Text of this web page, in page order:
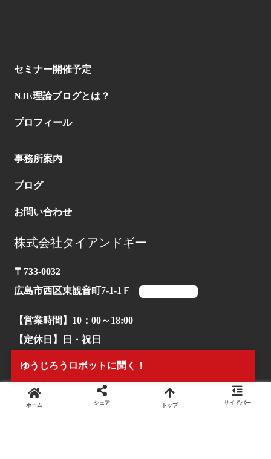
セミナー開催予定
NJE理論ブログとは？
プロフィール
事務所案内
ブログ
お問い合わせ
株式会社タイアンドギー
〒733-0032
広島市西区東観音町7-1-1Ｆ
【営業時間】10：00～18:00
【定休日】日・祝日
【TEL】082-503-1170
ホーム シェア トップ サイドバー
ゆうじろうロボットに聞く！